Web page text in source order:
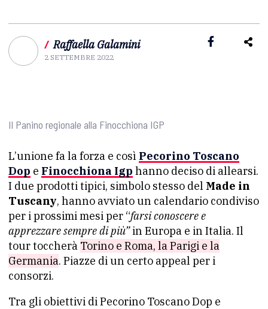
/ Raffaella Galamini
2 SETTEMBRE 2022
Il Panino regionale alla Finocchiona IGP
L’unione fa la forza e così Pecorino Toscano
Dop e Finocchiona Igp hanno deciso di allearsi.
I due prodotti tipici, simbolo stesso del Made in
Tuscany, hanno avviato un calendario condiviso
per i prossimi mesi per “farsi conoscere e
apprezzare sempre di più”in Europa e in Italia. Il
tour toccherà Torino e Roma, la Parigi e la
Germania. Piazze di un certo appeal per i
consorzi.
Tra gli obiettivi di Pecorino Toscano Dop e